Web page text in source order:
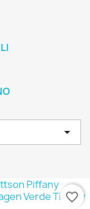

favorite_border